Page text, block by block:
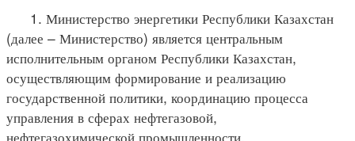
1. Министерство энергетики Республики Казахстан
(далее – Министерство) является центральным
исполнительным органом Республики Казахстан,
осуществляющим формирование и реализацию
государственной политики, координацию процесса
управления в сферах нефтегазовой,
нефтегазохимической промышленности,